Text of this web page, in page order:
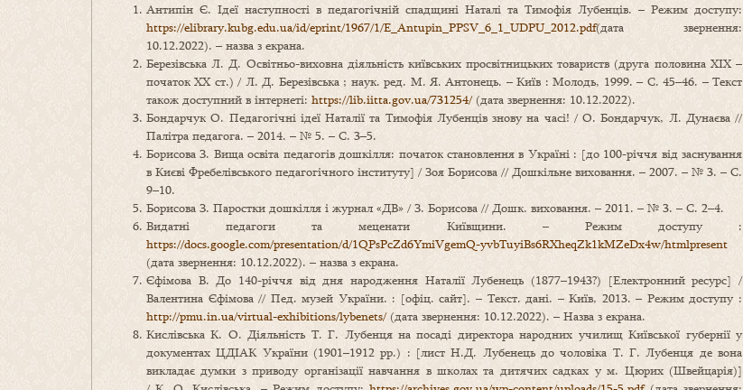
Антипін Є. Ідеї наступності в педагогічній спадщині Наталі та Тимофія Лубенців. – Режим доступу:
https://elibrary.kubg.edu.ua/id/eprint/1967/1/E_Antupin_PPSV_6_1_UDPU_2012.pdf(дата звернення:
10.12.2022). – назва з екрана.
Березівська Л. Д. Освітньо-виховна діяльність київських просвітницьких товариств (друга половина ХІХ –
початок ХХ ст.) / Л. Д. Березівська ; наук. ред. М. Я. Антонець. – Київ : Молодь, 1999. – С. 45–46. – Текст
також доступний в інтернеті: https://lib.iitta.gov.ua/731254/(дата звернення: 10.12.2022).
Бондарчук О. Педагогічні ідеї Наталії та Тимофія Лубенців знову на часі! / О. Бондарчук, Л. Дунаєва //
Палітра педагога. – 2014. – № 5. – С. 3–5.
Борисова З. Вища освіта педагогів дошкілля: початок становлення в Україні : [до 100-річчя від заснування
в Києві Фребелівського педагогічного інституту] / Зоя Борисова // Дошкільне виховання. – 2007. – № 3. – С.
9–10.
Борисова З. Паростки дошкілля і журнал «ДВ» / З. Борисова // Дошк. виховання. – 2011. – № 3. – С. 2–4.
Видатні педагоги та меценати Київщини. – Режим доступу :
https://docs.google.com/presentation/d/1QPsPcZd6YmiVgemQ-yvbTuyiBs6RXheqZk1kMZeDx4w/htmlpresent
(дата звернення: 10.12.2022). – назва з екрана.
Єфімова В. До 140-річчя від дня народження Наталії Лубенець (1877–1943?) [Електронний ресурс] /
Валентина Єфімова // Пед. музей України. : [офіц. сайт]. – Текст. дані. – Київ, 2013. – Режим доступу :
http://pmu.in.ua/virtual-exhibitions/lybenets/(дата звернення: 10.12.2022). – Назва з екрана.
Кислівська К. О. Діяльність Т. Г. Лубенця на посаді директора народних училищ Київської губернії у
документах ЦДІАК України (1901–1912 рр.) : [лист Н.Д. Лубенець до чоловіка Т. Г. Лубенця де вона
викладає думки з приводу організації навчання в школах та дитячих садках у м. Цюрих (Швейцарія)]